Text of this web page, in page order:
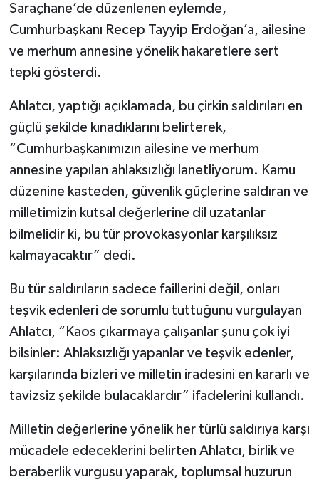
Saraçhane’de düzenlenen eylemde,
Cumhurbaşkanı Recep Tayyip Erdoğan’a, ailesine
ve merhum annesine yönelik hakaretlere sert
tepki gösterdi.
Ahlatcı, yaptığı açıklamada, bu çirkin saldırıları en
güçlü şekilde kınadıklarını belirterek,
“Cumhurbaşkanımızın ailesine ve merhum
annesine yapılan ahlaksızlığı lanetliyorum. Kamu
düzenine kasteden, güvenlik güçlerine saldıran ve
milletimizin kutsal değerlerine dil uzatanlar
bilmelidir ki, bu tür provokasyonlar karşılıksız
kalmayacaktır” dedi.
Bu tür saldırıların sadece faillerini değil, onları
teşvik edenleri de sorumlu tuttuğunu vurgulayan
Ahlatcı, “Kaos çıkarmaya çalışanlar şunu çok iyi
bilsinler: Ahlaksızlığı yapanlar ve teşvik edenler,
karşılarında bizleri ve milletin iradesini en kararlı ve
tavizsiz şekilde bulacaklardır” ifadelerini kullandı.
Milletin değerlerine yönelik her türlü saldırıya karşı
mücadele edeceklerini belirten Ahlatcı, birlik ve
beraberlik vurgusu yaparak, toplumsal huzurun